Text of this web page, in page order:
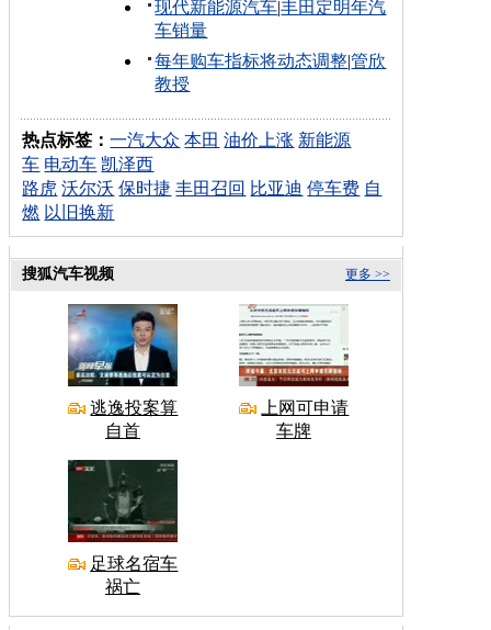
现代新能源汽车|丰田定明年汽
车销量
每年购车指标将动态调整|管欣
教授
热点标签：一汽大众 本田 油价上涨 新能源
车 电动车 凯泽西
路虎 沃尔沃 保时捷 丰田召回 比亚迪 停车费 自
燃 以旧换新
更多 >>
搜狐汽车视频
逃逸投案算
自首
上网可申请
车牌
足球名宿车
祸亡